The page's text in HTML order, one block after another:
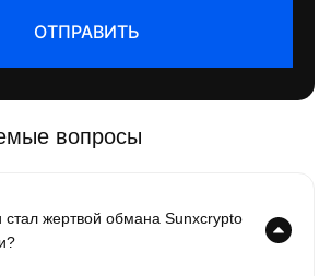
ОТПРАВИТЬ
вопросы
стал жертвой обмана Sunxcrypto